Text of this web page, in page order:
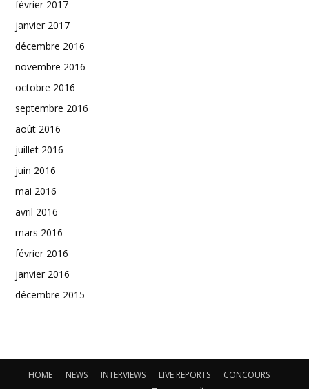
février 2017
janvier 2017
décembre 2016
novembre 2016
octobre 2016
septembre 2016
août 2016
juillet 2016
juin 2016
mai 2016
avril 2016
mars 2016
février 2016
janvier 2016
décembre 2015
HOME NEWS INTERVIEWS LIVE REPORTS CONCOURS